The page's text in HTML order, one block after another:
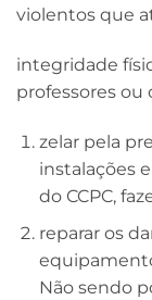
violentos que
integridade
professores ou
zelar pela
instalações
do CCPC,
reparar os
Não sendo